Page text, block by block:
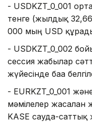
- USDKZT_0_001
тенге (жылдық
000 мың USD
- USDKZT_0_002
сессия жабылар
жүйесінде баға
- EURKZT_0_001
мәмілелер
KASE сауда-саттық